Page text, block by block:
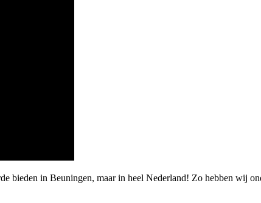
bieden in Beuningen, maar in heel Nederland! Zo hebben wij